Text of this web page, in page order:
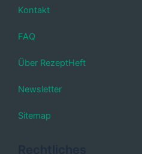
Kontakt
FAQ
Über RezeptHeft
Newsletter
Sitemap